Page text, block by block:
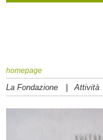
homepage
La Fondazione | Attività